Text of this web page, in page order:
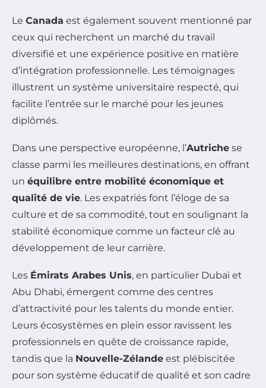
Le Canada est également souvent mentionné par
ceux qui recherchent un marché du travail
diversifié et une expérience positive en matière
d’intégration professionnelle. Les témoignages
illustrent un système universitaire respecté, qui
facilite l’entrée sur le marché pour les jeunes
diplômés.
Dans une perspective européenne, l’Autriche se
classe parmi les meilleures destinations, en offrant
un équilibre entre mobilité économique et
qualité de vie. Les expatriés font l’éloge de sa
culture et de sa commodité, tout en soulignant la
stabilité économique comme un facteur clé au
développement de leur carrière.
Les Émirats Arabes Unis, en particulier Dubaï et
Abu Dhabi, émergent comme des centres
d’attractivité pour les talents du monde entier.
Leurs écosystèmes en plein essor ravissent les
professionnels en quête de croissance rapide,
tandis que la Nouvelle-Zélande est plébiscitée
pour son système éducatif de qualité et son cadre